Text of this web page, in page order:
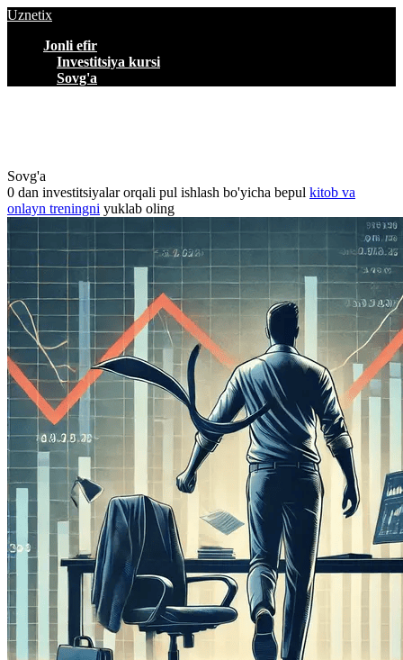
Uznetix
Jonli efir
Investitsiya kursi
Sovg'a
Sovg'a
0 dan investitsiyalar orqali pul ishlash bo'yicha bepul kitob va
onlayn treningni yuklab oling